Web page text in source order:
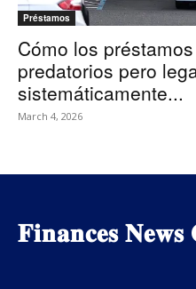
Préstamos
Cómo los
predatorios pero
sistemáticamente...
March 4, 2026
𝐅𝐢𝐧𝐚𝐧𝐜𝐞𝐬 𝐍𝐞𝐰𝐬